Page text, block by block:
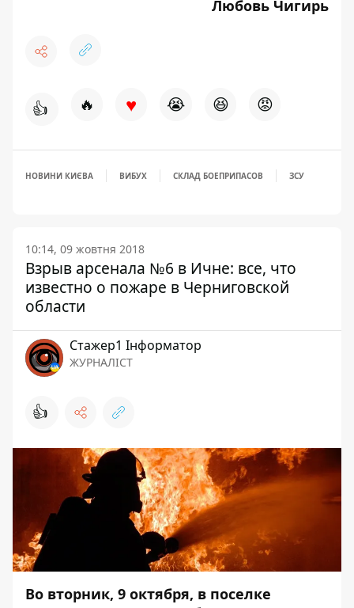
Любовь Чигирь
👍 🔥 ♥ 😭 😆 😡
НОВИНИ КИЄВА ВИБУХ СКЛАД БОЕПРИПАСОВ ЗСУ
10:14, 09 жовтня 2018
Взрыв арсенала №6 в Ичне: все, что
известно о пожаре в Черниговской
области
Стажер1 Інформатор
ЖУРНАЛІСТ
👍
Во вторник, 9 октября, в поселке